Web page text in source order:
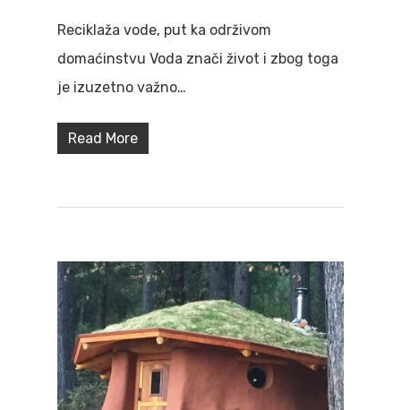
Reciklaža vode, put ka održivom
domaćinstvu Voda znači život i zbog toga
je izuzetno važno…
Read More